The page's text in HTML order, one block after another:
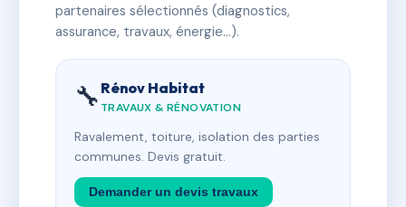
partenaires sélectionnés (diagnostics,
assurance, travaux, énergie…).
🔧 Rénov Habitat
TRAVAUX & RÉNOVATION
Ravalement, toiture, isolation des parties
communes. Devis gratuit.
Demander un devis travaux